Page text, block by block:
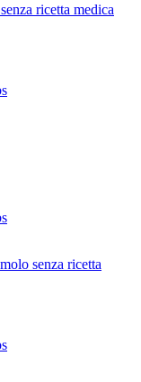
ricetta medica
senza ricetta